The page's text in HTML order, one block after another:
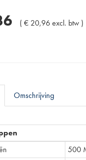
( € 20,96excl. btw )
Omschrijving
500